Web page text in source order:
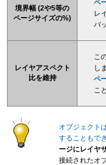
境界幅 (2や5等の
ページサイズの%)
ペ
レ
バ
レイヤアスペクト
比を維持
こ
し
ペ
こ
オブジェクト
することもで
ージにレイヤ
接続されたオ